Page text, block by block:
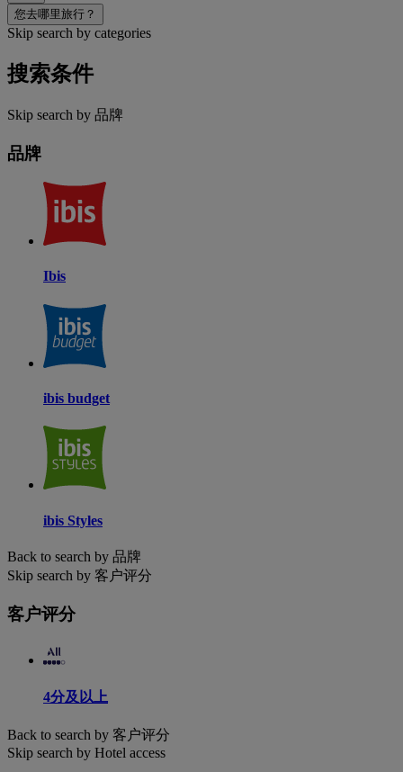
您去哪里旅行？
Skip search by categories
搜索条件
Skip search by 品牌
品牌
Ibis
ibis budget
ibis Styles
Back to search by 品牌
Skip search by 客户评分
客户评分
4分及以上
Back to search by 客户评分
Skip search by Hotel access